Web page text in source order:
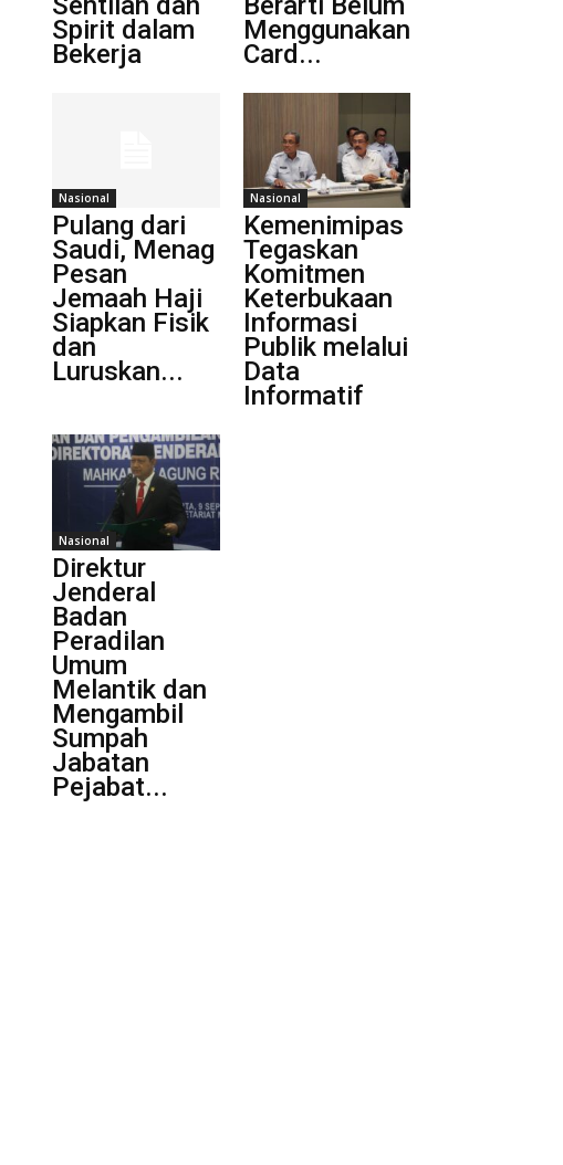
Spirit dalam
Bekerja
Menggunakan
Card...
Nasional
Pulang dari
Saudi, Menag
Pesan
Jemaah Haji
Siapkan Fisik
dan
Luruskan...
Nasional
Kemenimipas
Tegaskan
Komitmen
Keterbukaan
Informasi
Publik melalui
Data
Informatif
Nasional
Direktur
Jenderal
Badan
Peradilan
Umum
Melantik dan
Mengambil
Sumpah
Jabatan
Pejabat...